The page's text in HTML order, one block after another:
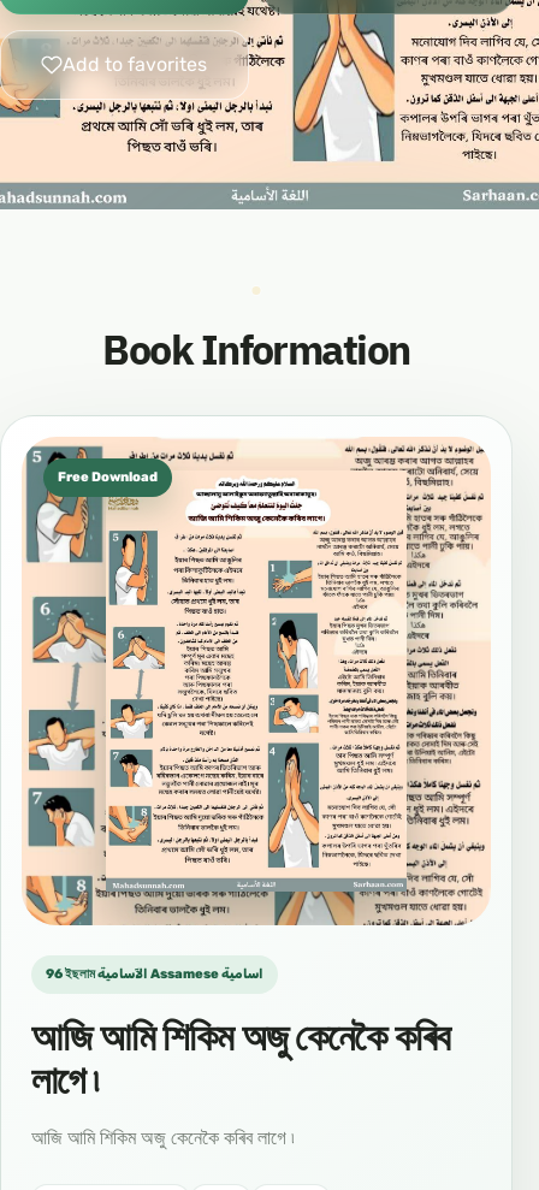
Add to favorites
Book Information
Free Download
96 ইছলাম الآسامية Assamese اسامية
আজি আমি শিকিম অজু কেনেকৈ কৰিব
লাগে ৷
আজি আমি শিকিম অজু কেনেকৈ কৰিব লাগে ৷